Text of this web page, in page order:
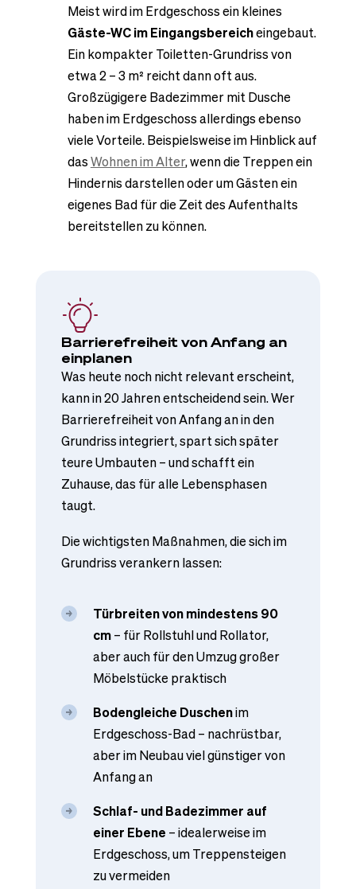
Meist wird im Erdgeschoss ein kleines
Gäste-WC im Eingangsbereicheingebaut.
Ein kompakter Toiletten-Grundriss von
etwa 2 – 3 m² reicht dann oft aus.
Großzügigere Badezimmer mit Dusche
haben im Erdgeschoss allerdings ebenso
viele Vorteile. Beispielsweise im Hinblick auf
dasWohnen im Alter, wenn die Treppen ein
Hindernis darstellen oder um Gästen ein
eigenes Bad für die Zeit des Aufenthalts
bereitstellen zu können.
Barrierefreiheit von Anfang an
einplanen
​Was heute noch nicht relevant erscheint,
kann in 20 Jahren entscheidend sein. Wer
Barrierefreiheit von Anfang an in den
Grundriss integriert, spart sich später
teure Umbauten – und schafft ein
Zuhause, das für alle Lebensphasen
taugt.
Die wichtigsten Maßnahmen, die sich im
Grundriss verankern lassen:
Türbreiten von mindestens 90
cm– für Rollstuhl und Rollator,
aber auch für den Umzug großer
Möbelstücke praktisch
Bodengleiche Duschenim
Erdgeschoss-Bad – nachrüstbar,
aber im Neubau viel günstiger von
Anfang an
Schlaf- und Badezimmer auf
einer Ebene – idealerweise im
Erdgeschoss, um Treppensteigen
zu vermeiden